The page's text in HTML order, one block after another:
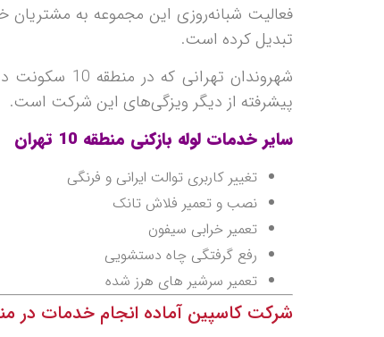
فعالیت شبانه‌روزی این مجموعه به
تبدیل کرده است.
شهروندان
پیشرفته از دیگر ویزگی‌های این شرکت است.
سایر خدمات لوله بازکنی منطقه 10 تهران
تغییر کاربری توالت ایرانی و فرنگی
نصب و تعمیر فلاش تانک
تعمیر خرابی سیفون
رفع گرفتگی چاه دستشویی
تعمیر سرشیر های هرز شده
شرکت کاسپین آماده انجام خدمات در